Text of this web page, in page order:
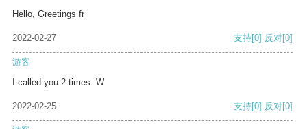
Hello, Greetings fr
2022-02-27 支持[0] 反对[0]
游客
I called you 2 times. W
2022-02-25 支持[0] 反对[0]